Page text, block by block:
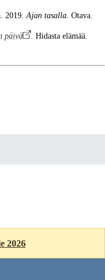
2019.Ajan tasalla. Otava.
päivä
. Hidasta elämää.
2026